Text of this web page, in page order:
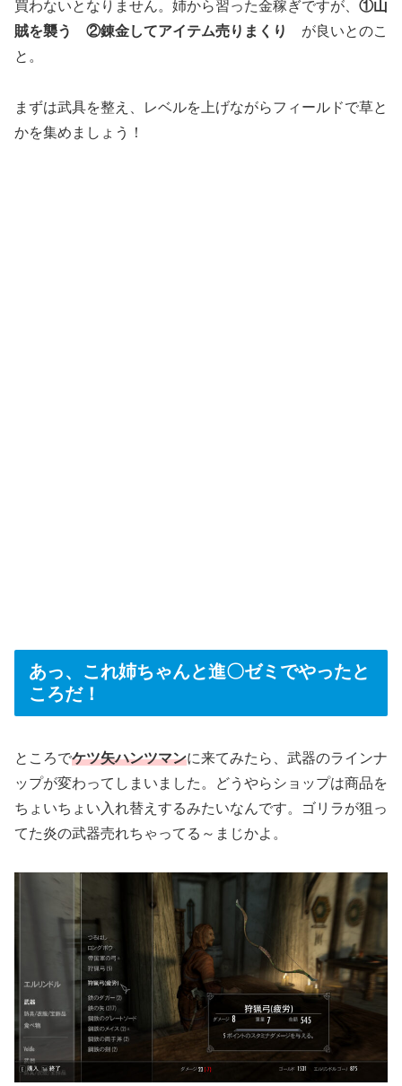
買わないとなりません。姉から習った金稼ぎですが、 ①山
賊を襲う ②錬金してアイテム売りまくり
が良いとのこ
と。
まずは武具を整え、レベルを上げながらフィールドで草と
かを集めましょう！
あっ、これ姉ちゃんと進〇ゼミでやったと
ころだ！
ところでケツ矢ハンツマンに来てみたら、武器のラインナ
ップが変わってしまいました。どうやらショップは商品を
ちょいちょい入れ替えするみたいなんです。ゴリラが狙っ
てた炎の武器売れちゃってる～まじかよ。